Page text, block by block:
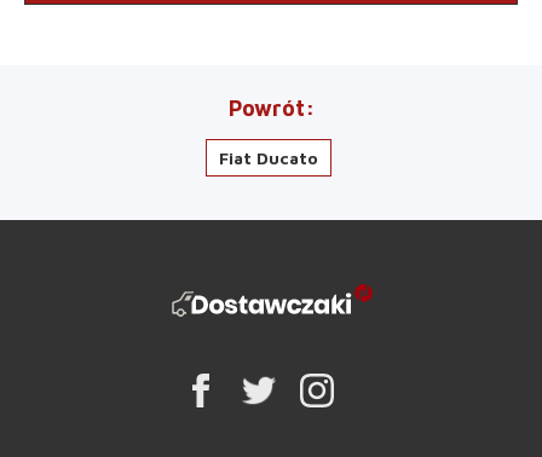
Powrót
Fiat Ducato